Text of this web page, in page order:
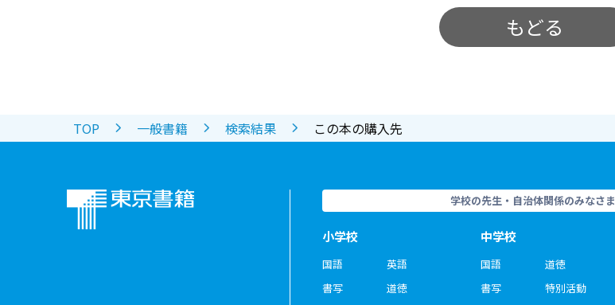
もどる
TOP 一般書籍 検索結果 この本の購入先
学校の先生・自治体関係のみなさま
小学校
国語
書写
英語
道徳
中学校
国語
書写
道徳
特別活動